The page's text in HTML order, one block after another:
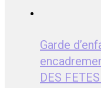
Garde
DES